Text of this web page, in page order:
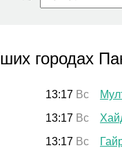
городах
13:17 Вс
13:17 Вс
13:17 Вс